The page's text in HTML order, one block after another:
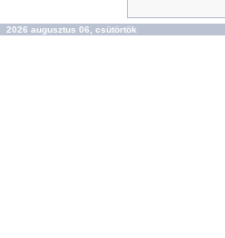
2026 augusztus 06, csütörtök